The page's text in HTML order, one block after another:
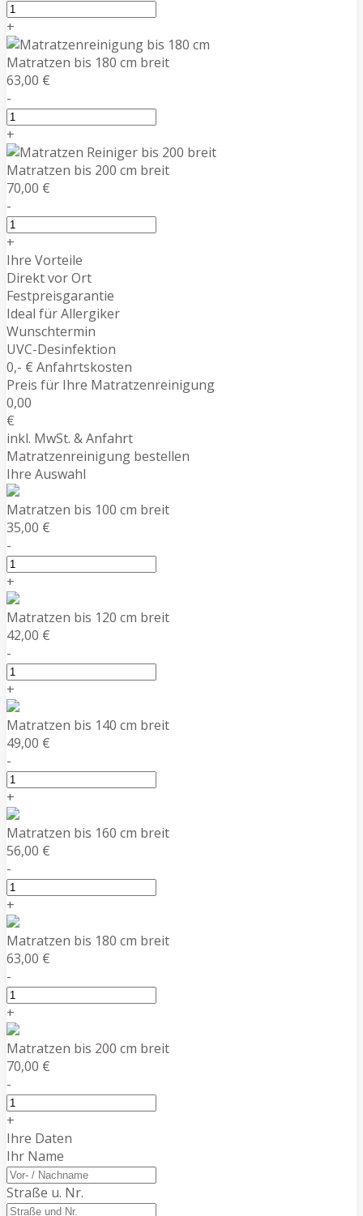
+
Matratzen bis 180 cm breit
63,00 €
-
+
Matratzen bis 200 cm breit
70,00 €
-
+
Ihre Vorteile
Direkt vor Ort
Festpreisgarantie
Ideal für Allergiker
Wunschtermin
UVC-Desinfektion
0,- € Anfahrtskosten
Preis für Ihre Matratzenreinigung
0,00
€
inkl. MwSt. & Anfahrt
Matratzenreinigung bestellen
Ihre Auswahl
Matratzen bis 100 cm breit
35,00 €
-
+
Matratzen bis 120 cm breit
42,00 €
-
+
Matratzen bis 140 cm breit
49,00 €
-
+
Matratzen bis 160 cm breit
56,00 €
-
+
Matratzen bis 180 cm breit
63,00 €
-
+
Matratzen bis 200 cm breit
70,00 €
-
+
Ihre Daten
Ihr Name
Straße u. Nr.